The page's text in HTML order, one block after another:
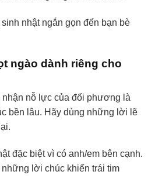
nhật ngắn gọn đến bạn bè
ngào dành riêng cho
nhận nỗ lực của đối phương là
bền lâu. Hãy dùng những lời lẽ
đặc biệt vì có anh/em bên cạnh.
lời chúc khiến trái tim